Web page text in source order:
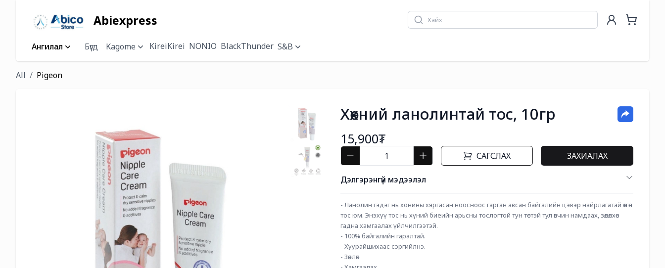
Abiexpress
Ангилал Бүгд Kagome KireiKirei NONIO BlackThunder S&B
All Pigeon
Хөхний ланолинтай тос, 10гр
15,900₮
САГСЛАХ ЗАХИАЛАХ
Дэлгэрэнгүй мэдээлэл
- Ланолин гэдэг нь хонины хяргасан ноосноос гарган авсан байгалийн цэвэр найрлагатай өтгөн
тос юм. Энэхүү тос нь хүний биеийн арьсны тослогтой тун төстэй тул өвчин намдаах, зөөлөлхөөс
гадна хамгаалах үйлчилгээтэй.
- 100% байгалийн гаралтай.
- Хуурайшихаас сэргийлнэ.
- Зөөллөх